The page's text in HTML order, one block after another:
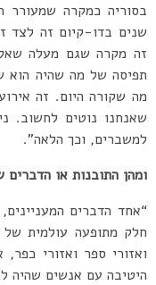
בסוריה כמקרה שמעורר
שנים בדו-קיום זה לצד
זה מקרה שגם מעלה
תפיסה של מה שהיה הוא
מה שקורה היום. זה
שאנחנו נוטים לחשוב.
למשברים, וכך הלאה”.
ומהן התובנות או
“אחד הדברים
חלק מתופעה עולמית של
ואזורי ספר ואזורי
היטיבה עם אנשים שהיה